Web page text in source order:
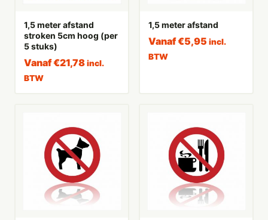
1,5 meter afstand
stroken 5cm hoog (per
5 stuks)
Vanaf€21,78 incl.
BTW
1,5 meter afstand
Vanaf€5,95 incl.
BTW